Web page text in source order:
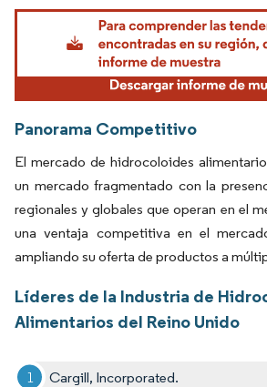
Imagen © Mordor Intelligence. El uso requiere
Panorama Competitivo
El mercado de hidrocoloides
un mercado fragmentado con la
regionales y globales que operan en el
una ventaja competitiva en el
ampliando su oferta de productos a
Líderes de la Industria de
Alimentarios del Reino Unido
Cargill, Incorporated.